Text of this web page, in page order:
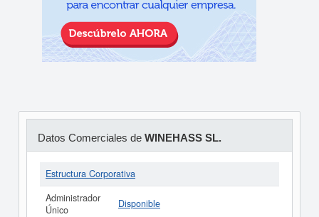
Datos Comerciales de WINEHASS SL.
Estructura Corporativa
Administrador
Único
Disponible